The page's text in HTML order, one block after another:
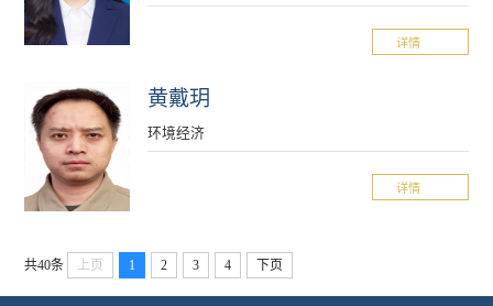
详情
黄戴玥
环境经济
详情
共40条 上页 1 2 3 4 下页